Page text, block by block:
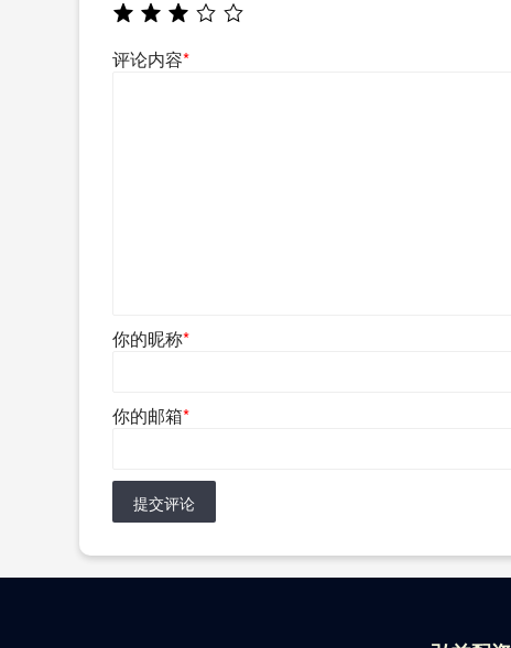
评论内容*
你的昵称*
你的邮箱*
提交评论